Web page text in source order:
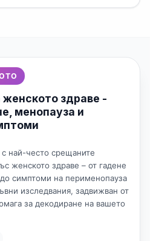
анализ на функцията на
здраве -
менопауза и
най-често срещаните
женското здраве – от гадене
симптоми на перименопауза
изследвания, задвижван от
за декодиране на вашето